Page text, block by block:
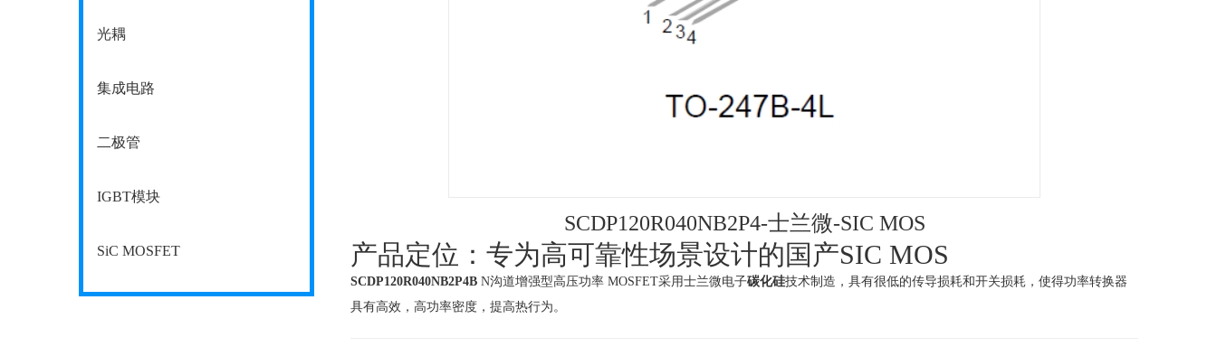
光耦
集成电路
二极管
IGBT模块
SiC MOSFET
SCDP120R040NB2P4-士兰微-SIC MOS
产品定位：专为高可靠性场景设计的国产SIC MOS
SCDP120R040NB2P4B N沟道增强型高压功率 MOSFET采用士兰微电子碳化硅技术制造，具有很低的传导损耗和开关损耗，使得功率转换器
具有高效，高功率密度，提高热行为。